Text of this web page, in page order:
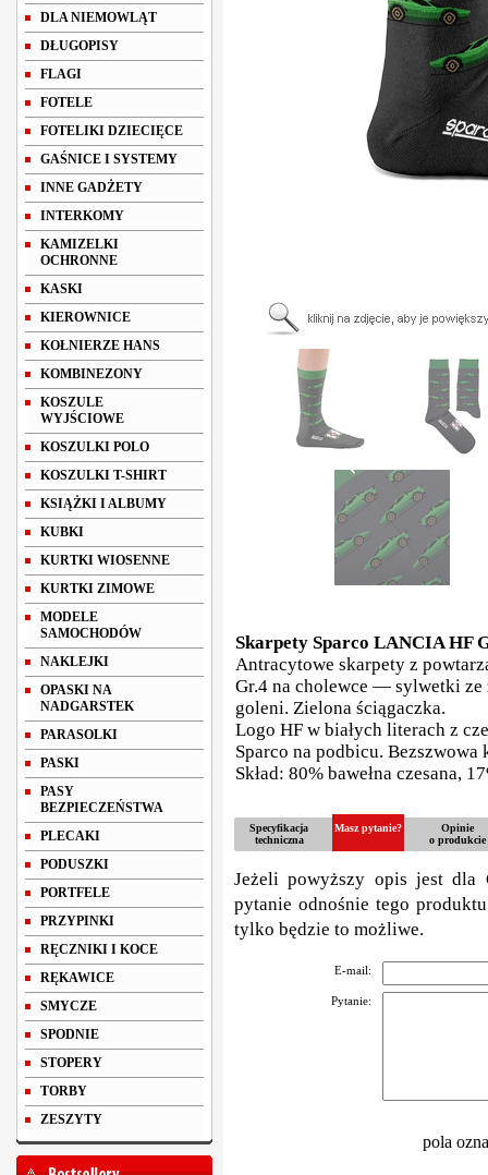
DLA NIEMOWLĄT
DŁUGOPISY
FLAGI
FOTELE
FOTELIKI DZIECIĘCE
GAŚNICE I SYSTEMY
INNE GADŻETY
INTERKOMY
KAMIZELKI
OCHRONNE
KASKI
KIEROWNICE
KOŁNIERZE HANS
KOMBINEZONY
KOSZULE
WYJŚCIOWE
KOSZULKI POLO
KOSZULKI T-SHIRT
KSIĄŻKI I ALBUMY
KUBKI
KURTKI WIOSENNE
KURTKI ZIMOWE
MODELE
SAMOCHODÓW
NAKLEJKI
OPASKI NA
NADGARSTEK
PARASOLKI
PASKI
PASY
BEZPIECZEŃSTWA
PLECAKI
PODUSZKI
PORTFELE
PRZYPINKI
RĘCZNIKI I KOCE
RĘKAWICE
SMYCZE
SPODNIE
STOPERY
TORBY
ZESZYTY
Skarpety Sparco LANCIA HF
Antracytowe skarpety z
Gr.4 na cholewce — sylwetki ze
goleni. Zielona ściągaczka.
Logo HF w białych literach z
Sparco na podbicu. Bezszwowa
Skład: 80% bawełna czesana,
Specyfikacja
techniczna
Masz pytanie?
Opinie
o produkcie
Jeżeli powyższy opis jest dla
pytanie odnośnie tego
tylko będzie to możliwe.
E-mail:
Pytanie:
pola